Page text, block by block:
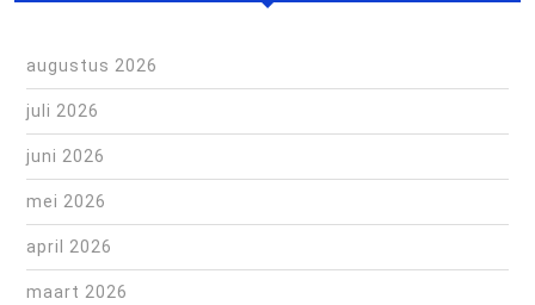
augustus 2026
juli 2026
juni 2026
mei 2026
april 2026
maart 2026